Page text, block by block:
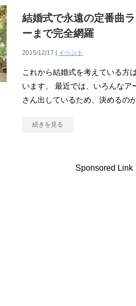
結婚式で永遠の定番曲
ーまで完全網羅
2015/12/17 | イベント
これから結婚式を考えている方
います。 最近では、いろんなア
さん出しているため、決めるの
続きを見る
Sponsored Link